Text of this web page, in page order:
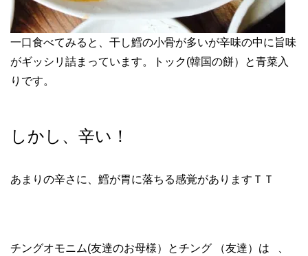
一口食べてみると、干し鱈の小骨が多いが辛味の中に旨味
がギッシリ詰まっています。トック(韓国の餅）と青菜入
りです。
しかし、辛い！
あまりの辛さに、鱈が胃に落ちる感覚がありますＴＴ
チングオモニム(友達のお母様）とチング （友達）は 、